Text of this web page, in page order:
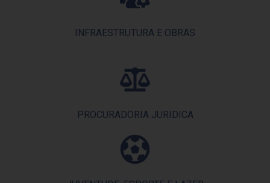
INFRAESTRUTURA E OBRAS
PROCURADORIA JURIDICA